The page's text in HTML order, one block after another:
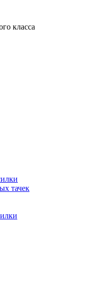
класса
тачек